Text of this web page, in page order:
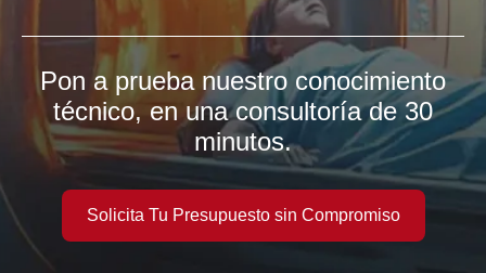
Pon a prueba nuestro conocimiento
técnico, en una consultoría de 30
minutos.
Solicita Tu Presupuesto sin Compromiso